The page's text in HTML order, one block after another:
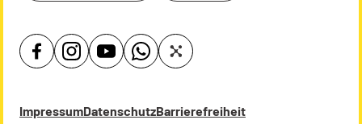
ImpressumDatenschutzBarrierefreiheit